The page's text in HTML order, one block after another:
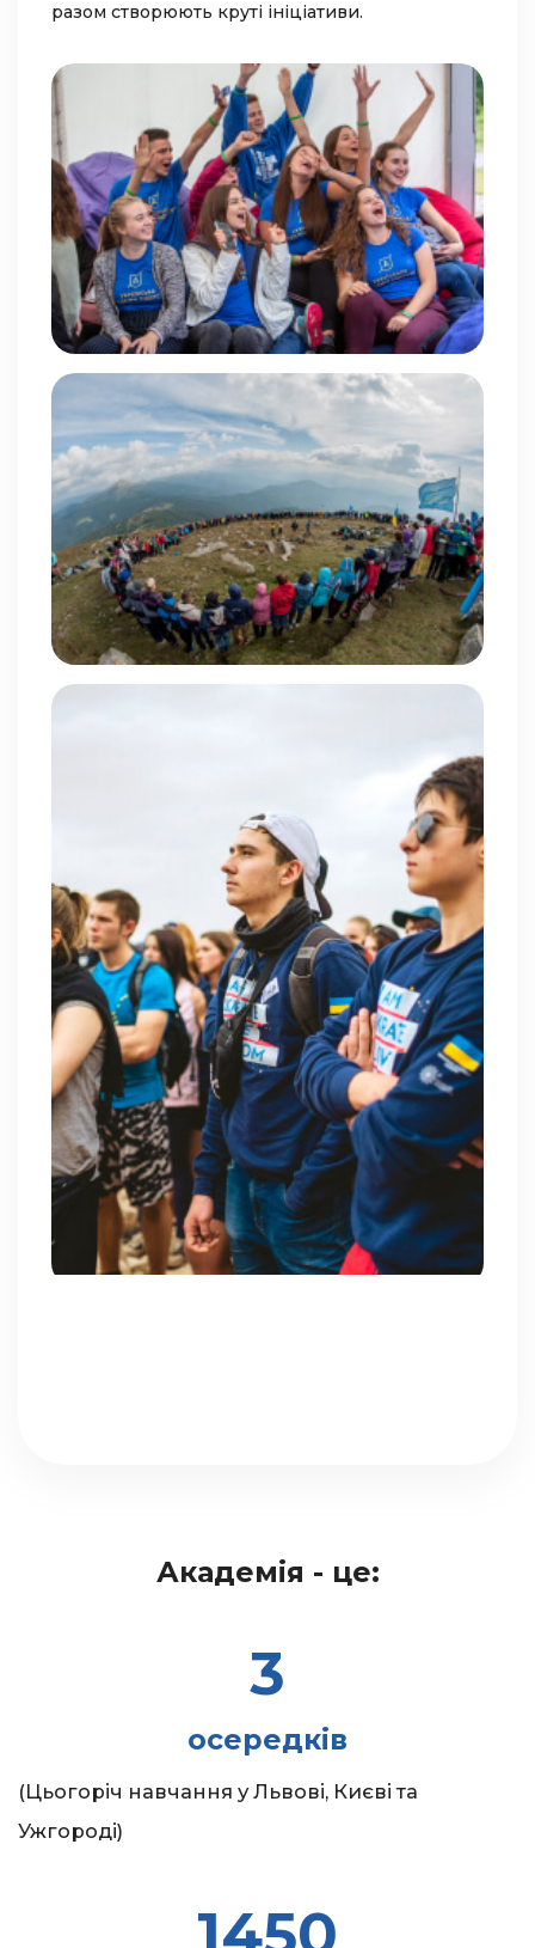
разом створюють круті ініціативи.
Академія - це:
3
осередків
(Цьогоріч навчання у Львові, Києві та
Ужгороді)